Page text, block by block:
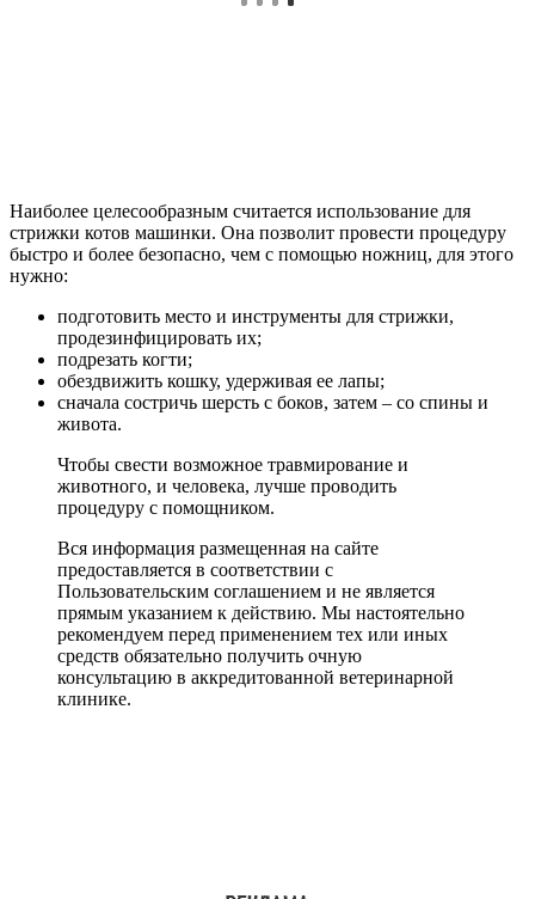
Наиболее целесообразным считается использование для
стрижки котов машинки. Она позволит провести процедуру
быстро и более безопасно, чем с помощью ножниц, для этого
нужно:
подготовить место и инструменты для стрижки,
продезинфицировать их;
подрезать когти;
обездвижить кошку, удерживая ее лапы;
сначала состричь шерсть с боков, затем – со спины и
живота.
Чтобы свести возможное травмирование и
животного, и человека, лучше проводить
процедуру с помощником.
Вся информация размещенная на сайте
предоставляется в соответствии с
Пользовательским соглашением и не является
прямым указанием к действию. Мы настоятельно
рекомендуем перед применением тех или иных
средств обязательно получить очную
консультацию в аккредитованной ветеринарной
клинике.